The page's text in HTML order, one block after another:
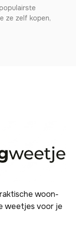
ze zelf kopen,
woon-
weetjes voor je